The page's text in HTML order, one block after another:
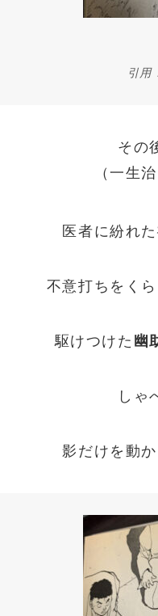
引
その
（一生
医者に紛れた
不意打ちをく
駆けつけた 幽
しゃ
影だけを動